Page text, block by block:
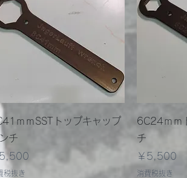
クイックビュー
ｍｍSSTトップキャップ
チ
5,500
税抜き
ク
6C24ｍｍ
チ
価格
￥5,500
消費税抜き